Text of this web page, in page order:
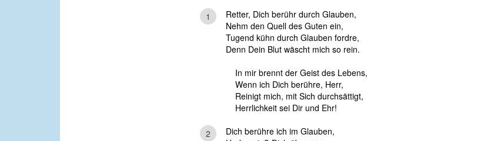
1
Retter, Dich berühr durch Glauben,
Nehm den Quell des Guten ein,
Tugend kühn durch Glauben fordre,
Denn Dein Blut wäscht mich so rein.
In mir brennt der Geist des Lebens,
Wenn ich Dich berühre, Herr,
Reinigt mich, mit Sich durchsättigt,
Herrlichkeit sei Dir und Ehr!
2
Dich berühre ich im Glauben,